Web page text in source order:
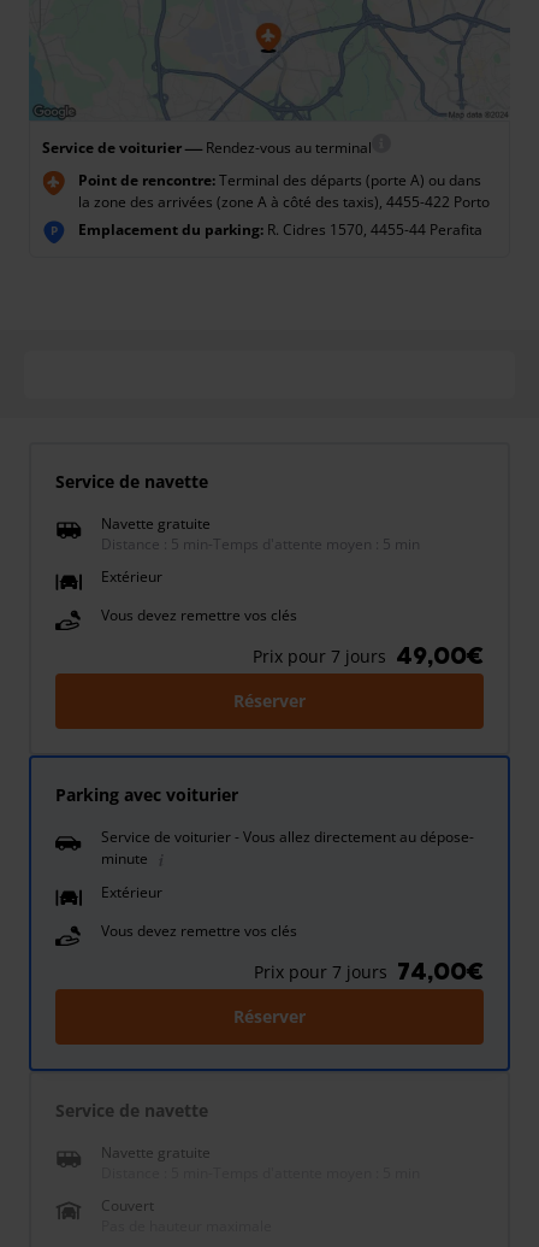
Service de voiturier— Rendez-vous au terminal
Point de rencontre:Terminal des départs (porte A) ou dans
la zone des arrivées (zone A à côté des taxis), 4455-422 Porto
P Emplacement du parking: R. Cidres 1570, 4455-44 Perafita
Service de navette
Navette gratuite
Distance : 5 min
Temps d'attente moyen : 5 min
Extérieur
Vous devez remettre vos clés
Prix pour 7 jours 49,00€
Réserver
Parking avec voiturier
Service de voiturier - Vous allez directement au dépose-
minute
Extérieur
Vous devez remettre vos clés
Prix pour 7 jours 74,00€
Réserver
Service de navette
Navette gratuite
Couvert